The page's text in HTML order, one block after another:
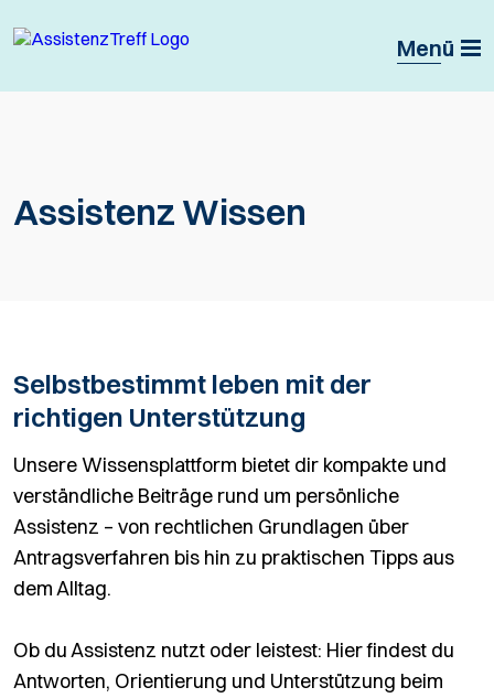
Menü
Assistenz Wissen
Selbstbestimmt leben mit der
richtigen Unterstützung
Unsere Wissensplattform bietet dir kompakte und
verständliche Beiträge rund um persönliche
Assistenz – von rechtlichen Grundlagen über
Antragsverfahren bis hin zu praktischen Tipps aus
dem Alltag.
Ob du Assistenz nutzt oder leistest: Hier findest du
Antworten, Orientierung und Unterstützung beim